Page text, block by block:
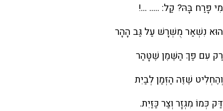
מִי פָּרַח בָּהּ? קַל: ..... ...!
הוּא נִשְׁאַר מֻשְׁרָשׁ עַל גַּב הָהָר
רַק עִם פַּךְ הַשֶּׁמֶן שֶׁטָּהַר
וְהֶחְלִיט שֶׁזֶּה הַזְּמַן לְבַיִת
דַּק כְּמוֹ מִגְזָר וְצַר כַּזַּיִת.